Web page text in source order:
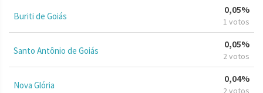
Buriti de Goiás
0,05%
1 votos
Santo Antônio de Goiás
0,05%
2 votos
Nova Glória
0,04%
2 votos